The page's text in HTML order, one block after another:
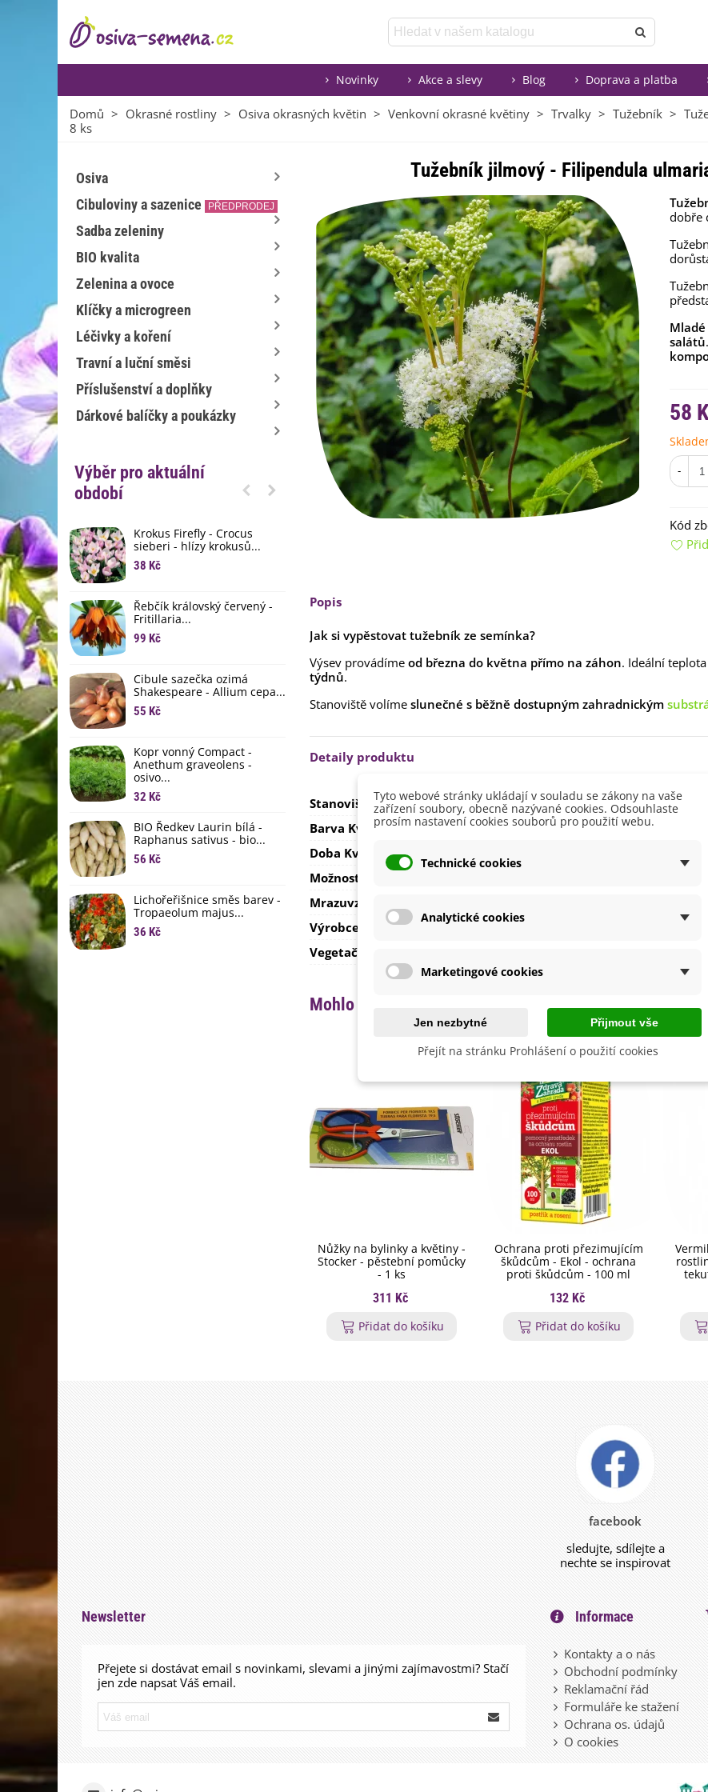
Novinky Akce a slevy Blog Doprava a platba
Domů > Okrasné rostliny > Osiva okrasných květin > Venkovní okrasné květiny > Trvalky > Tužebník >
8 ks
Osiva
Cibuloviny a sazenice
PŘEDPRODEJ
Sadba zeleniny
BIO kvalita
Zelenina a ovoce
Klíčky a microgreen
Léčivky a koření
Travní a luční směsi
Příslušenství a doplňky
Dárkové balíčky a poukázky
Výběr pro aktuální
období
Krokus Firefly - Crocus
sieberi - hlízy krokusů...
38 Kč
Řebčík královský červený -
Fritillaria...
99 Kč
Cibule sazečka ozimá
Shakespeare - Allium cepa...
55 Kč
Kopr vonný Compact -
Anethum graveolens -
osivo...
32 Kč
BIO Ředkev Laurin bílá -
Raphanus sativus - bio...
56 Kč
Lichořeřišnice směs barev -
Tropaeolum majus...
36 Kč
84 Kč
Mrkev pozdní Cidera -
Daucus carota - osivo...
lilií - 1 ks
60 Kč 85 Kč
Begonia superba -...
60 Kč 85 Kč -30%
Eukalyptus Baby Blue -
Blahovičník - Eukalyptus...
90 Kč
Tužebník jilmový - Filipendula
dobře
salátů
58
-
Kód
Popis
Jak si vypěstovat tužebník ze semínka?
Výsev provádíme od března do května přímo na záhon. Ideální
týdnů.
Stanoviště volíme slunečné s běžně dostupným zahradnickým
Detaily produktu
Stanoviště
Polostín
Barva Květů
Bílá
Doba Kvetení
Možnosti Pěstování
Mrazuvzdornost
Výrobce
Vegetační Doba
Mohlo by se také hodit
Nůžky na bylinky a květiny -
Stocker - pěstební pomůcky
- 1 ks
311 Kč
Přidat do košíku
Ochrana proti přezimujícím
škůdcům - Ekol - ochrana
proti škůdcům - 100 ml
132 Kč
Přidat do košíku
facebook
sledujte, sdílejte a
nechte se inspirovat
Newsletter
Přejete si dostávat email s novinkami, slevami a jinými zajímavostmi? Stačí
jen zde napsat Váš email.
Informace
Kontakty a o nás
Obchodní podmínky
Reklamační řád
Formuláře ke stažení
Ochrana os. údajů
O cookies
Tyto webové stránky ukládají v souladu se zákony na vaše
zařízení soubory, obecně nazývané cookies. Odsouhlaste
prosím nastavení cookies souborů pro použití webu.
Technické cookies
Analytické cookies
Marketingové cookies
Jen nezbytné Přijmout vše
Přejít na stránku Prohlášení o použití cookies